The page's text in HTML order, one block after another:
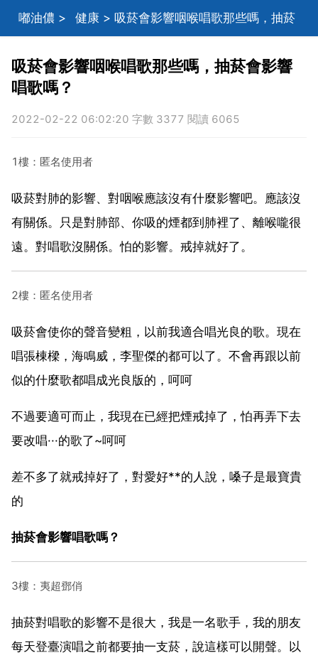
嘟油儂 > 健康 > 吸菸會影響咽喉唱歌那些嗎，抽菸
會影響唱歌嗎？
吸菸會影響咽喉唱歌那些嗎，抽菸會影響
唱歌嗎？
2022-02-22 06:02:20 字數 3377 閱讀 6065
1樓：匿名使用者
吸菸對肺的影響、對咽喉應該沒有什麼影響吧。應該沒
有關係。只是對肺部、你吸的煙都到肺裡了、離喉嚨很
遠。對唱歌沒關係。怕的影響。戒掉就好了。
2樓：匿名使用者
吸菸會使你的聲音變粗，以前我適合唱光良的歌。現在
唱張棟樑，海鳴威，李聖傑的都可以了。不會再跟以前
似的什麼歌都唱成光良版的，呵呵
不過要適可而止，我現在已經把煙戒掉了，怕再弄下去
要改唱···的歌了~呵呵
差不多了就戒掉好了，對愛好**的人說，嗓子是最寶貴
的
抽菸會影響唱歌嗎？
3樓：夷超鄧俏
抽菸對唱歌的影響不是很大，我是一名歌手，我的朋友
每天登臺演唱之前都要抽一支菸，說這樣可以開聲。以